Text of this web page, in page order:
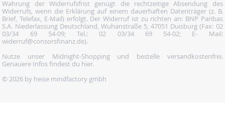
Wahrung der Widerrufsfrist genügt die rechtzeitige Absendung des
Widerrufs, wenn die Erklärung auf einem dauerhaften Datenträger (z. B.
Brief, Telefax, E-Mail) erfolgt. Der Widerruf ist zu richten an: BNP Paribas
S.A. Niederlassung Deutschland, Wuhanstraße 5, 47051 Duisburg (Fax: 02
03/34 69 54-09; Tel.: 02 03/34 69 54-02; E- Mail:
widerruf@consorsfinanz.de).
Nutze unser Midnight-Shopping und bestelle versandkostenfrei.
Genauere Infos findest du hier.
© 2026 by heise mindfactory gmbh